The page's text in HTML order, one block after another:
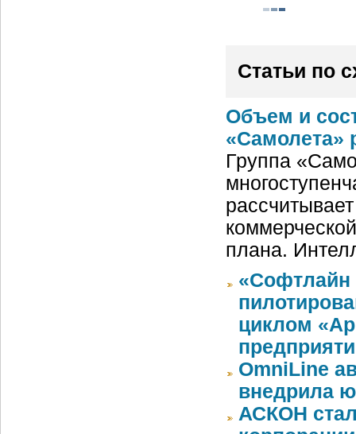
Статьи по
Объем и
«Самолета»
Группа
плана.
«Софтлайн
циклом
OmniLine
внедрила
АСКОН